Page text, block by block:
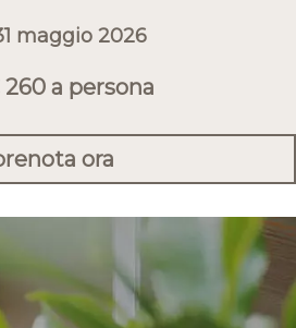
maggio 2026
a persona
ora